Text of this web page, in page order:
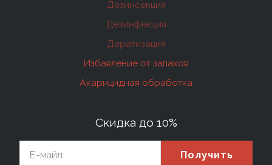
Дезинсекция
Дезинфекция
Дератизация
Избавление от запахов
Акарицидная обработка
Скидка до 10%
Получить